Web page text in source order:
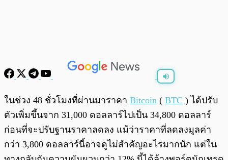
พร้อมเล่น /0:00
ในช่วง 48 ชั่วโมงที่ผ่านมาราคา Bitcoin ( BTC ) ได้ปรับ
ตัวเพิ่มขึ้นจาก 31,000 ดอลลาร์ไปเป็น 34,800 ดอลลาร์
ก่อนที่จะปรับฐานราคาลดลง แม้ว่าราคาที่ลดลงมูลค่า
กว่า 3,800 ดอลลาร์นี้อาจดูไม่สำคัญอะไรมากนัก แต่ใน